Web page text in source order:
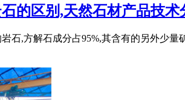
的区别,天然石材产品技术
石,方解石成分占95%,其含有的另外少